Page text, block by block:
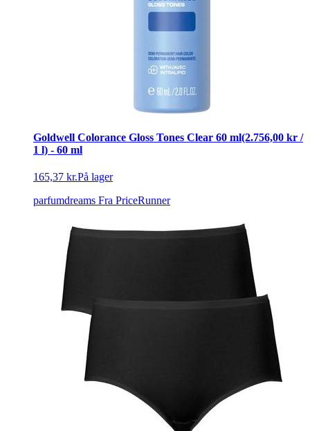
Goldwell Colorance Gloss Tones Clear 60 ml(2.756,00 kr /
1 l) - 60 ml
165,37 kr.På lager
parfumdreams Fra PriceRunner